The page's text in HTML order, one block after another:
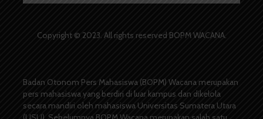
Copyright © 2023. All rights reserved BOPM WACANA.
Badan Otonom Pers Mahasiswa (BOPM) Wacana merupakan
pers mahasiswa yang berdiri di luar kampus dan dikelola
secara mandiri oleh mahasiswa Universitas Sumatera Utara